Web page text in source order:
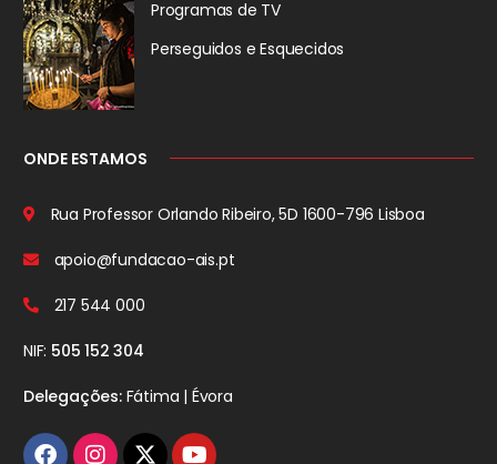
Programas de TV
Perseguidos e Esquecidos
ONDE ESTAMOS
Rua Professor Orlando Ribeiro, 5D 1600-796 Lisboa
apoio@fundacao-ais.pt
217 544 000
NIF: 505 152 304
Delegações:Fátima | Évora